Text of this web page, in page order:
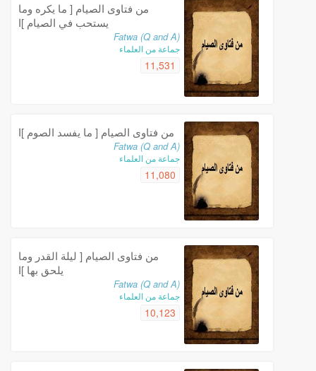
من فتاوى الصيام [ ما يكره وما
يستحب في الصيام ]ا
Fatwa (Q and A)
جماعة من العلماء
11,531
من فتاوى الصيام [ ما يفسد الصوم ]ا
Fatwa (Q and A)
جماعة من العلماء
11,080
من فتاوى الصيام [ ليلة القدر وما
يلحق بها ]ا
Fatwa (Q and A)
جماعة من العلماء
10,123